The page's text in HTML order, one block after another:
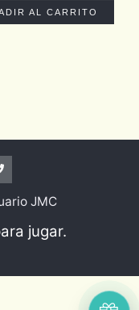
AL CARRITO
JMC
jugar.